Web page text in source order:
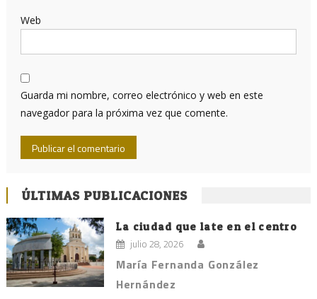
Web
Guarda mi nombre, correo electrónico y web en este
navegador para la próxima vez que comente.
ÚLTIMAS PUBLICACIONES
La ciudad que late en el centro
julio 28, 2026
María Fernanda González
Hernández